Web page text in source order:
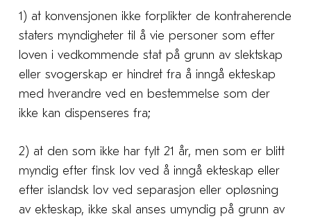
1) at konvensjonen ikke forplikter de kontraherende
staters myndigheter til å vie personer som efter
loven i vedkommende stat på grunn av slektskap
eller svogerskap er hindret fra å inngå ekteskap
med hverandre ved en bestemmelse som der
ikke kan dispenseres fra;
2) at den som ikke har fylt 21 år, men som er blitt
myndig efter finsk lov ved å inngå ekteskap eller
efter islandsk lov ved separasjon eller opløsning
av ekteskap, ikke skal anses umyndig på grunn av